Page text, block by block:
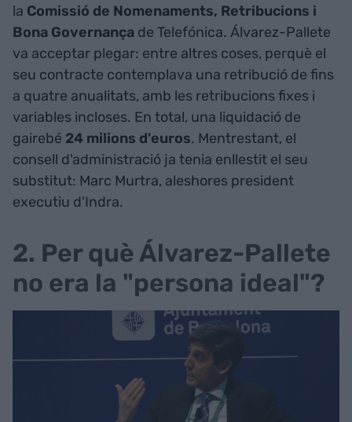
la Comissió de Nomenaments, Retribucions i
Bona Governança de Telefónica. Álvarez-Pallete
va acceptar plegar: entre altres coses, perquè el
seu contracte contemplava una retribució de fins
a quatre anualitats, amb les retribucions fixes i
variables incloses. En total, una liquidació de
gairebé 24 milions d'euros. Mentrestant, el
consell d'administració ja tenia enllestit el seu
substitut: Marc Murtra, aleshores president
executiu d'Indra.
2. Per què Álvarez-Pallete
no era la "persona ideal"?